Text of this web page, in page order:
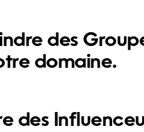
des
domaine.
des